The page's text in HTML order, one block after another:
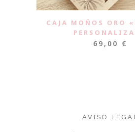
CAJA MOÑOS ORO
69,00 €
AVISO